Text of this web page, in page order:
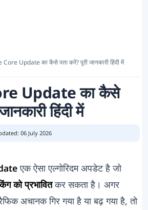
Update का कैसे पता करें? पूरी जानकारी हिंदी में
Update का कैसे
हिंदी में
06 July 2026
एक ऐसा एल्गोरिदम अपडेट है जो
को प्रभावितकर सकता है। अगर
अचानक गिर गया है या बढ़ गया है, तो